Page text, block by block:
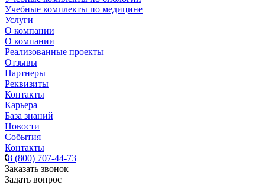
Учебные комплекты по медицине
Услуги
О компании
О компании
Реализованные проекты
Отзывы
Партнеры
Реквизиты
Контакты
Карьера
База знаний
Новости
События
Контакты
8 (800) 707-44-73
Заказать звонок
Задать вопрос